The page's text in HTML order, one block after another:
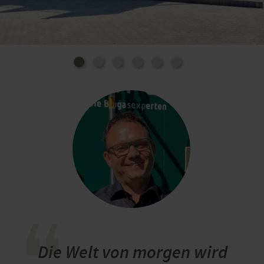
Energiepflanzen wie die Silphie tragen zur
weitestgehend ohne Pflanzenschutzmittel aus und
ist als Blühweide ein positiver Beitrag zur
wachsenden Pflanzen für die Papierherstellung
genutzt werden können, landen die nicht nutzbaren
Reste als Energieträger in den Biogasanlagen. Die
Gärreste aus den Anlagen dienen als
umweltfreundlicher Dünger auf den Anbauflächen –
somit schließt sich der Wertstoffkreislauf.
In der Eifel gehen
Pioniergeist Hand-in-Hand
Die Welt von morgen wird